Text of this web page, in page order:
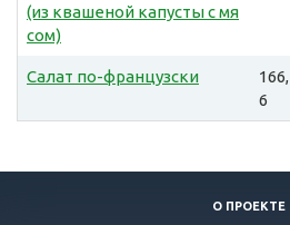
(из квашеной капусты с мя
сом)
Салат по-французски
166,
6
О ПРОЕКТЕ